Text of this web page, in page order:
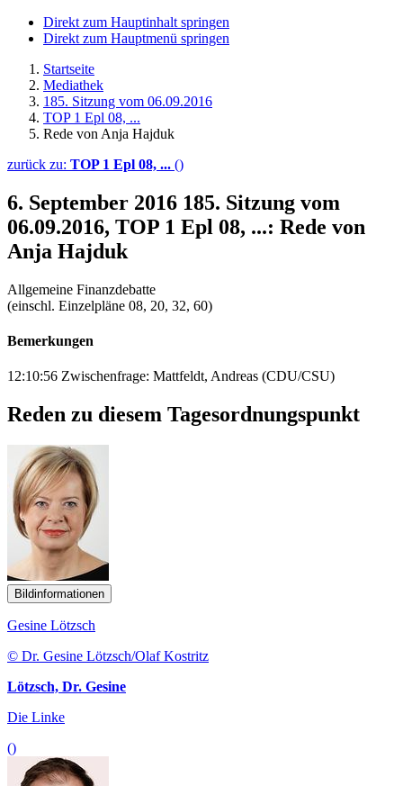
Direkt zum Hauptinhalt springen
Direkt zum Hauptmenü springen
Startseite
Mediathek
185. Sitzung vom 06.09.2016
TOP 1 Epl 08, ...
Rede von Anja Hajduk
zurück zu: TOP 1 Epl 08, ... ()
6. September 2016 185. Sitzung vom
06.09.2016, TOP 1 Epl 08, ...: Rede von
Anja Hajduk
Allgemeine Finanzdebatte
(einschl. Einzelpläne 08, 20, 32, 60)
Bemerkungen
12:10:56 Zwischenfrage: Mattfeldt, Andreas (CDU/CSU)
Reden zu diesem Tagesordnungspunkt
Bildinformationen
Gesine Lötzsch
© Dr. Gesine Lötzsch/Olaf Kostritz
Lötzsch, Dr. Gesine
Die Linke
()